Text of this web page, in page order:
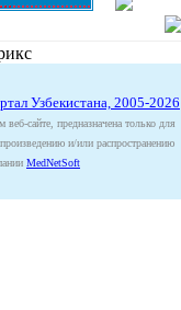
Узбекистана, 2005-2026
сайте, предназначена только для
и/или распространению
MedNetSoft